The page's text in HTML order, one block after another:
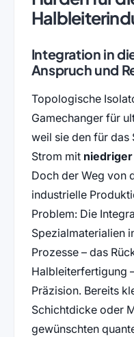
Integration in
Anspruch und
Topologische
Gamechanger für
weil sie den für das
Strom mit
Doch der Weg von
industrielle
Problem: Die
Spezialmaterialien
Prozesse – das
Halbleiterfertigung
Präzision. Bereits
Schichtdicke oder
gewünschten